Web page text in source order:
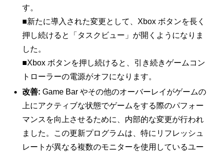
す。
■新たに導入された変更として、Xbox ボタンを長く
押し続けると「タスクビュー」が開くようになりま
した。
■Xbox ボタンを押し続けると、引き続きゲームコン
トローラーの電源がオフになります。
改善: Game Bar やその他のオーバーレイがゲームの
上にアクティブな状態でゲームをする際のパフォー
マンスを向上させるために、内部的な変更が行われ
ました。この更新プログラムは、特にリフレッシュ
レートが異なる複数のモニターを使用しているユー